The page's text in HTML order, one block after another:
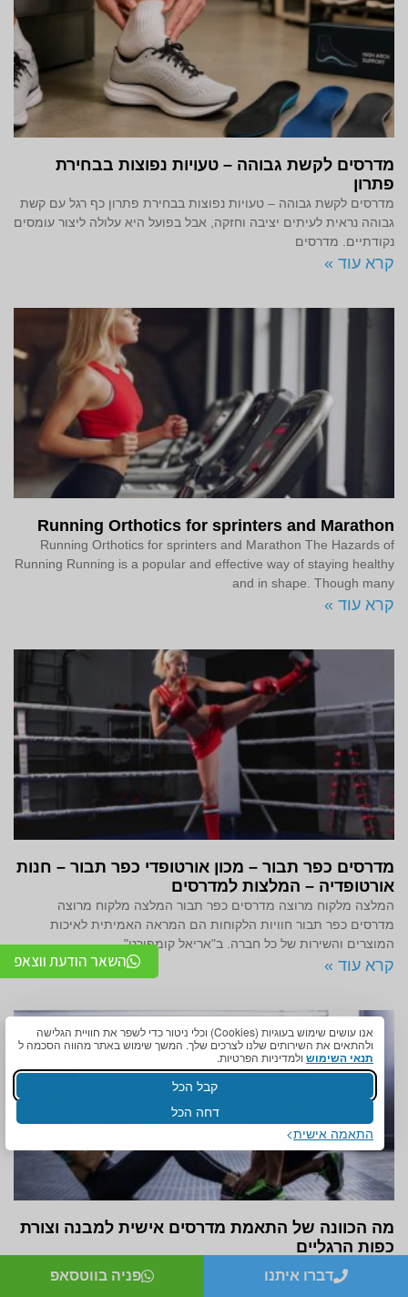
אנו עושים שימוש בעוגיות (Cookies) וכלי ניטור כדי לשפר את חוויית הגלישה
ולהתאים את השירותים שלנו לצרכים שלך. המשך שימוש באתר מהווה הסכמה ל
תנאי השימוש ולמדיניות הפרטיות.
קבל הכל
דחה הכל
התאמה אישית
מדרסים לקשת גבוהה – טעויות נפוצות בבחירת
פתרון
מדרסים לקשת גבוהה – טעויות נפוצות בבחירת פתרון כף רגל עם קשת
גבוהה נראית לעיתים יציבה וחזקה, אבל בפועל היא עלולה ליצור עומסים
נקודתיים. מדרסים
קרא עוד »
Running Orthotics for sprinters and Marathon
Running Orthotics for sprinters and Marathon The Hazards of
Running Running is a popular and effective way of staying healthy
and in shape. Though many
קרא עוד »
מדרסים כפר תבור – מכון אורטופדי כפר תבור – חנות
אורטופדיה – המלצות למדרסים
המלצה מלקוח מרוצה מדרסים כפר תבור המלצה מלקוח מרוצה
מדרסים כפר תבור חוויות הלקוחות הם המראה האמיתית לאיכות
המוצרים והשירות של כל חברה. ב"אריאל קומפורט",
קרא עוד »
מה הכוונה של התאמת מדרסים אישית למבנה וצורת
כפות הרגליים
מה הכוונה של התאמת מדרסים אישית למבנה וצורת כפות הרגליים
ההתאמה המותאמת של מדרסים משחקת תפקיד חשוב במתן נוחות
השאר הודעת ווצאפ
דברו איתנו פניה בווטסאפ